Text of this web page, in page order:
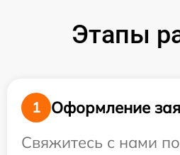
Этапы
1
Оформление
Свяжитесь с нами